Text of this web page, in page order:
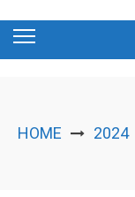
HOME 2024